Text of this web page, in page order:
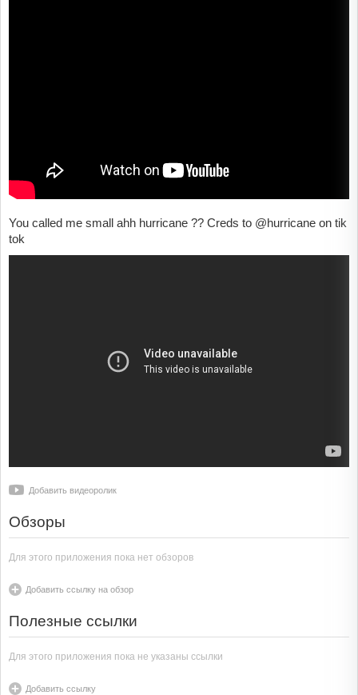
You called me small ahh hurricane ?? Creds to @hurricane on tik
tok
Добавить видеоролик
Обзоры
Для этого приложения пока нет обзоров
Добавить ссылку на обзор
Полезные ссылки
Для этого приложения пока не указаны ссылки
Добавить ссылку